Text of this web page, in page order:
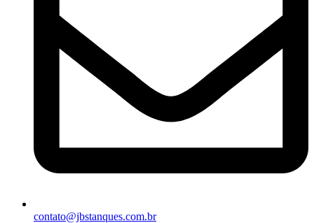
contato@jbstanques.com.br